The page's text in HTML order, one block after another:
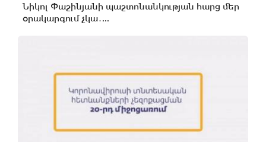
Նիկոլ Փաշինյանի պաշտոնանկության հարց մեր
օրակարգում չկա․...